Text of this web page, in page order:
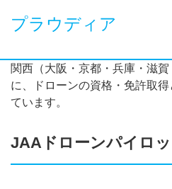
プラウディア
関西（大阪・京都・兵庫・滋
に、ドローンの資格・免許取
ています。
JAAドローンパイロ